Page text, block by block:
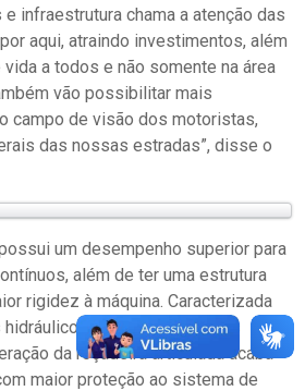
infraestrutura chama a atenção das
aqui, atraindo investimentos, além
a todos e não somente na área
vão possibilitar mais
campo de visão dos motoristas,
das nossas estradas”, disse o
um desempenho superior para
além de ter uma estrutura
rigidez à máquina. Caracterizada
independentes dos
da roçadeira articulada acaba
maior proteção ao sistema de